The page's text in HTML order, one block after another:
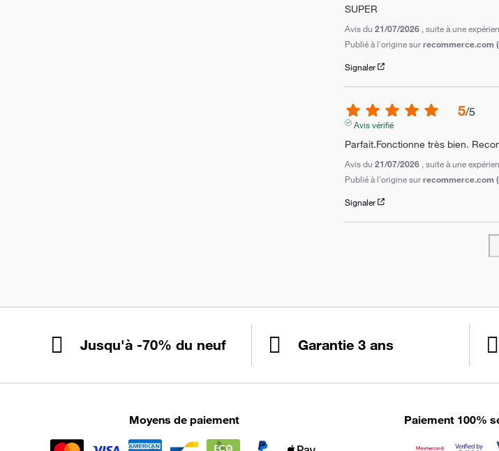
SUPER
Avis du21/07/2026 , suite à une
Publié à l'origine surrecommerce.com
Signaler
5/5
Avis vérifié
Parfait.Fonctionne très bien.
Avis du21/07/2026 , suite à une
Publié à l'origine surrecommerce.com
Signaler
Jusqu'à -70% du neuf Garantie 3 ans
Moyens de paiement Paiement 100%